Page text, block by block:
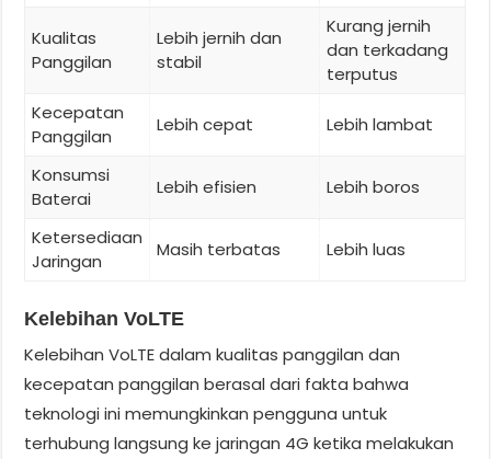
Kualitas
Panggilan
Lebih jernih dan
stabil
Kurang jernih
dan terkadang
terputus
Kecepatan
Panggilan
Lebih cepat Lebih lambat
Konsumsi
Baterai
Lebih efisien Lebih boros
Ketersediaan
Jaringan
Masih terbatas Lebih luas
Kelebihan VoLTE
Kelebihan VoLTE dalam kualitas panggilan dan
kecepatan panggilan berasal dari fakta bahwa
teknologi ini memungkinkan pengguna untuk
terhubung langsung ke jaringan 4G ketika melakukan